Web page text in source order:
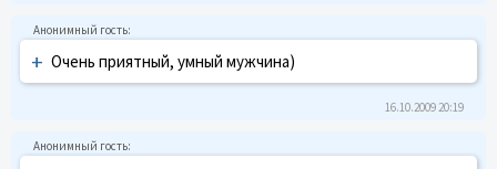
+ Очень приятный, умный мужчина)
16.10.2009 20:19